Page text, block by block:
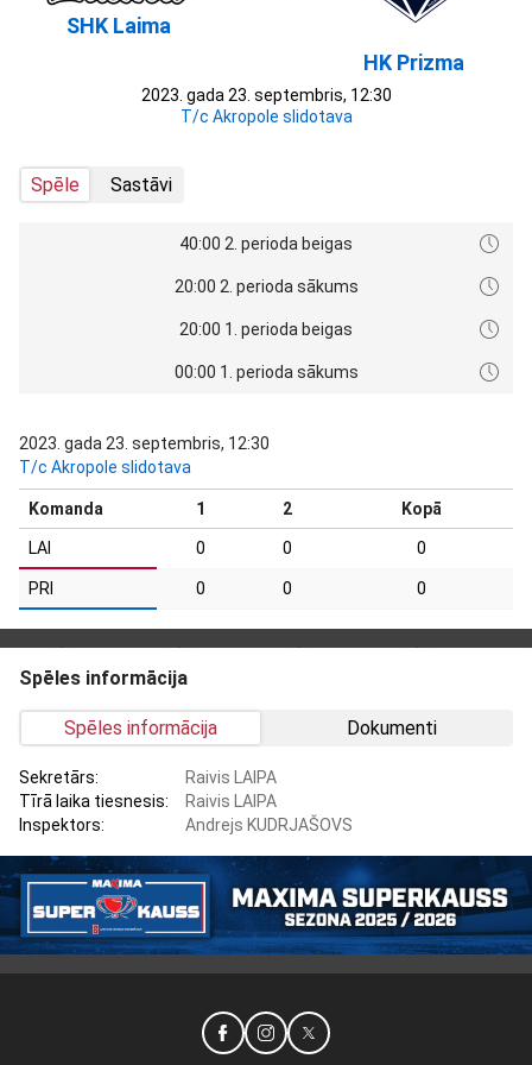
SHK Laima
HK Prizma
2023. gada 23. septembris, 12:30
T/c Akropole slidotava
Spēle Sastāvi
40:00 2. perioda beigas
20:00 2. perioda sākums
20:00 1. perioda beigas
00:00 1. perioda sākums
2023. gada 23. septembris, 12:30
T/c Akropole slidotava
Komanda 1 2 Kopā
LAI 0 0 0
PRI 0 0 0
Spēles informācija
Spēles informācija Dokumenti
Sekretārs:
Raivis LAIPA
Tīrā laika tiesnesis:
Raivis LAIPA
Inspektors:
Andrejs KUDRJAŠOVS